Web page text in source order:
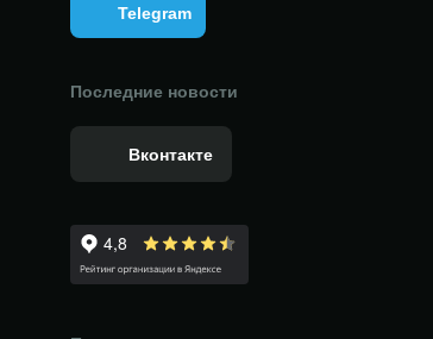
Telegram
Последние новости
Вконтакте